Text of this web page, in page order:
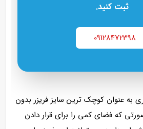
ثبت کنید.
09128472398
لیتری به عنوان کوچک ترین سایز فریزر بدون
که فضای کمی را برای قرار دادن